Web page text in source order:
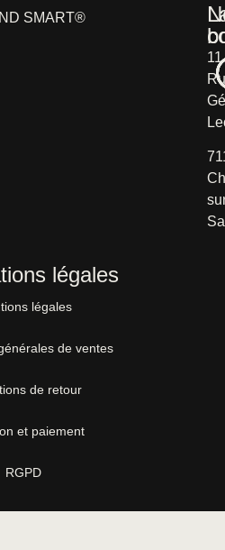
SMART®
11
légales
légales
de ventes
de retour
et paiement
RGPD